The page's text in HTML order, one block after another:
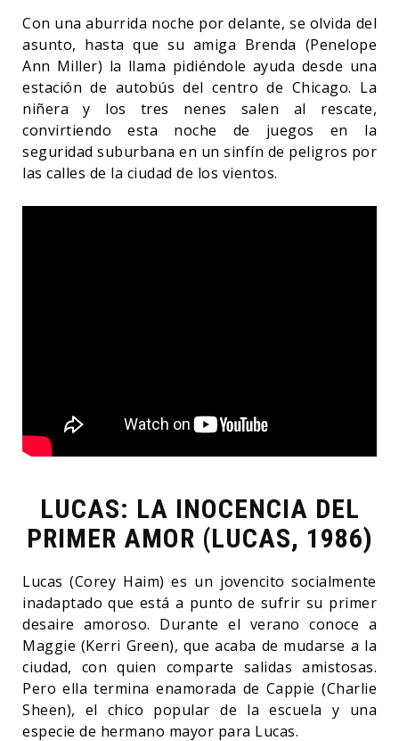
Con una aburrida noche por delante, se olvida del
asunto, hasta que su amiga Brenda (Penelope
Ann Miller) la llama pidiéndole ayuda desde una
estación de autobús del centro de Chicago. La
niñera y los tres nenes salen al rescate,
convirtiendo esta noche de juegos en la
seguridad suburbana en un sinfín de peligros por
las calles de la ciudad de los vientos.
LUCAS: LA INOCENCIA DEL
PRIMER AMOR (LUCAS, 1986)
Lucas (Corey Haim) es un jovencito socialmente
inadaptado que está a punto de sufrir su primer
desaire amoroso. Durante el verano conoce a
Maggie (Kerri Green), que acaba de mudarse a la
ciudad, con quien comparte salidas amistosas.
Pero ella termina enamorada de Cappie (Charlie
Sheen), el chico popular de la escuela y una
especie de hermano mayor para Lucas.